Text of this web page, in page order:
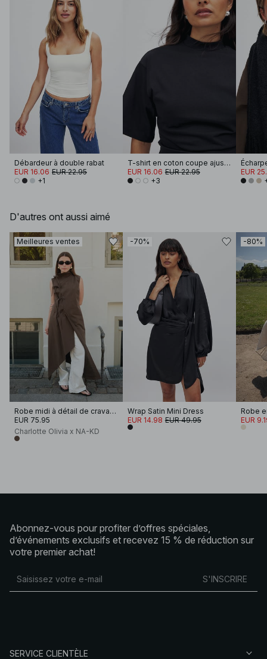
Débardeur à double rabat
EUR 16.06 EUR 22.95
+1
T-shirt en coton coupe ajustée à encolure cheminée
EUR 16.06 EUR 22.95
+3
EUR
D'autres ont aussi aimé
Meilleures ventes
Robe midi à détail de cravate superposée
EUR 75.95
Charlotte Olivia x NA-KD
-70%
Wrap Satin Mini Dress
EUR 14.98 EUR 49.95
-80%
Robe
EUR
Abonnez-vous pour profiter d’offres spéciales,
d’événements exclusifs et recevez 15 % de réduction sur
votre premier achat!
S'INSCRIRE
SERVICE CLIENTÈLE